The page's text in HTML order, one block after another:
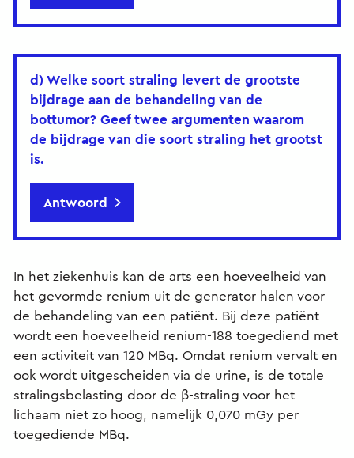
d) Welke soort straling levert de grootste
bijdrage aan de behandeling van de
bottumor? Geef twee argumenten waarom
de bijdrage van die soort straling het grootst
is.
Antwoord
In het ziekenhuis kan de arts een hoeveelheid van
het gevormde renium uit de generator halen voor
de behandeling van een patiënt. Bij deze patiënt
wordt een hoeveelheid renium-188 toegediend met
een activiteit van 120 MBq. Omdat renium vervalt en
ook wordt uitgescheiden via de urine, is de totale
stralingsbelasting door de β-straling voor het
lichaam niet zo hoog, namelijk 0,070 mGy per
toegediende MBq.